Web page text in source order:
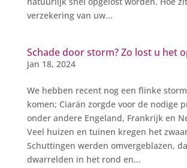
verzekering van uw...
Schade door storm? Zo lost u het
jan 18, 2024
We hebben recent nog een flinke
komen; Ciarán zorgde voor de nodige
onder andere Engeland, Frankrijk en
Veel huizen en tuinen kregen het
Schuttingen werden omvergeblazen,
dwarrelden in het rond en...